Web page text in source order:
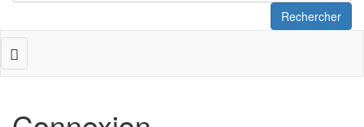
Rechercher
Toggle
navigation